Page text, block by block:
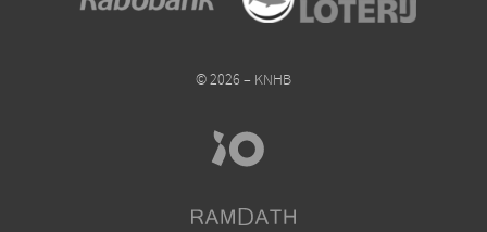
© 2026 – KNHB